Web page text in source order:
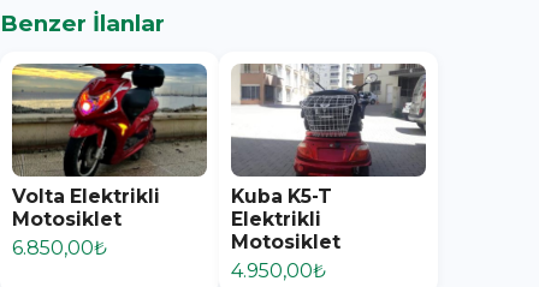
Benzer İlanlar
Volta Elektrikli
Motosiklet
6.850,00₺
Kuba K5-T
Elektrikli
Motosiklet
4.950,00₺